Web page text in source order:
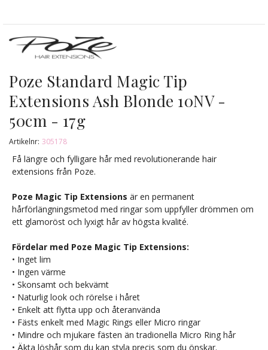
Poze Standard Magic Tip
Extensions Ash Blonde 10NV -
50cm - 17g
Artikelnr: 305178
Få längre och fylligare hår med revolutionerande hair
extensions från Poze.
Poze Magic Tip Extensions är en permanent
hårförlängningsmetod med ringar som uppfyller drömmen om
ett glamoröst och lyxigt hår av högsta kvalité.
Fördelar med Poze Magic Tip Extensions:
• Inget lim
• Ingen värme
• Skonsamt och bekvämt
• Naturlig look och rörelse i håret
• Enkelt att flytta upp och återanvända
• Fästs enkelt med Magic Rings eller Micro ringar
• Mindre och mjukare fästen än tradionella Micro Ring hår
• Äkta löshår som du kan styla precis som du önskar.